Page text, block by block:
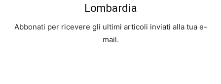
Lombardia
Abbonati per ricevere gli ultimi articoli inviati alla tua e-
mail.